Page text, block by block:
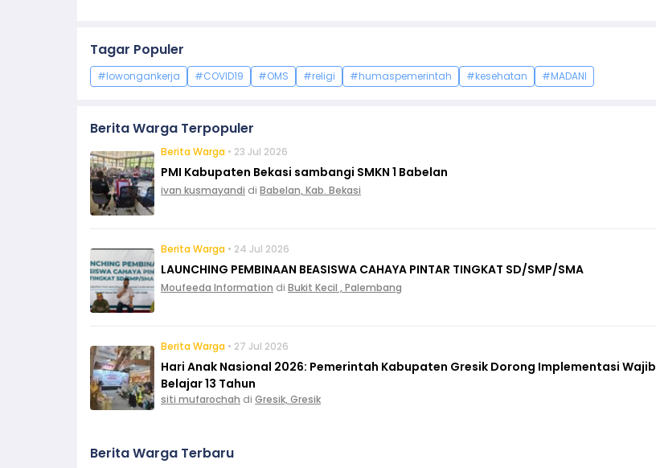
Tagar Populer
#lowongankerja #COVID19 #OMS #religi #humaspemerintah #kesehatan #MADANI
Berita Warga Terpopuler
Berita Warga • 23 Jul 2026
PMI Kabupaten Bekasi sambangi SMKN 1 Babelan
ivan kusmayandi di Babelan, Kab. Bekasi
Berita Warga • 24 Jul 2026
LAUNCHING PEMBINAAN BEASISWA CAHAYA PINTAR TINGKAT SD/SMP/SMA
Moufeeda Information di Bukit Kecil , Palembang
Berita Warga • 27 Jul 2026
Hari Anak Nasional 2026: Pemerintah Kabupaten Gresik Dorong Implementasi Wajib
Belajar 13 Tahun
siti mufarochah di Gresik, Gresik
Berita Warga Terbaru